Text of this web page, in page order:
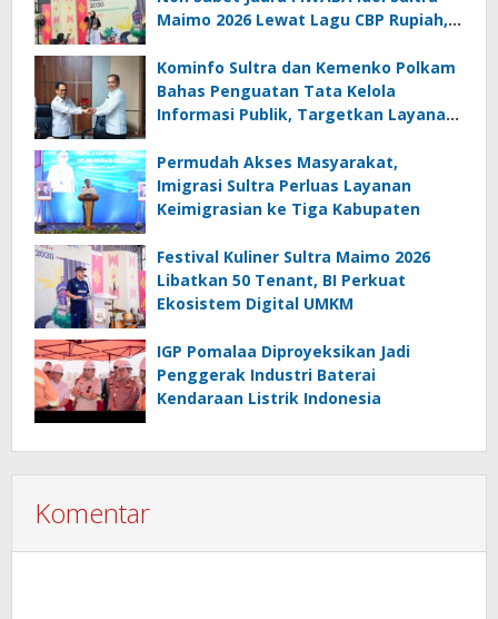
Maimo 2026 Lewat Lagu CBP Rupiah,
Idol Sultra Maimo 2026
Kominfo Sultra dan Kemenko Polkam
Bahas Penguatan Tata Kelola
Informasi Publik, Targetkan Layanan
Permudah Akses Masyarakat,
Imigrasi Sultra Perluas Layanan
Keimigrasian ke Tiga Kabupaten
Festival Kuliner Sultra Maimo 2026
Libatkan 50 Tenant, BI Perkuat
Ekosistem Digital UMKM
IGP Pomalaa Diproyeksikan Jadi
Penggerak Industri Baterai
Kendaraan Listrik Indonesia
Komentar